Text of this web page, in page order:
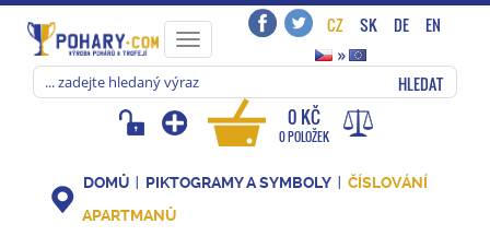
Toggle
navigation
CZ SK DE
EN
»
HLEDAT
0 KČ
0 POLOŽEK
DOMŮ PIKTOGRAMY A SYMBOLY
ČÍSLOVÁNÍ
APARTMANŮ